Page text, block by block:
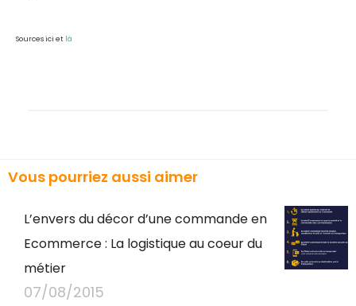
Sources ici et là
Vous pourriez aussi aimer
L’envers du décor d’une commande en
Ecommerce : La logistique au coeur du
métier
07/08/2015